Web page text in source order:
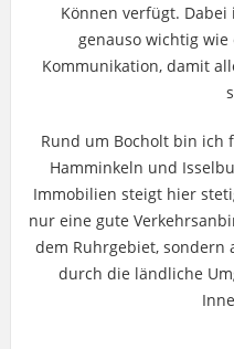
Können verfügt.
genauso wichtig
Kommunikation, damit
Rund um Bocholt bin ich
Hamminkeln und
Immobilien steigt hier
nur eine gute
dem Ruhrgebiet, sondern
durch die ländliche